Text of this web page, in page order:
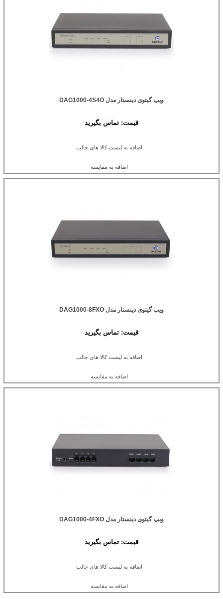
ویپ گیتوی دینستار مدل DAG1000-4S4O
قیمت:تماس بگیرید
اضافه به لیست کالا های جالب
اضافه به مقایسه
ویپ گیتوی دینستار مدل DAG1000-8FXO
قیمت:تماس بگیرید
اضافه به لیست کالا های جالب
اضافه به مقایسه
ویپ گیتوی دینستار مدل DAG1000-4FXO
قیمت:تماس بگیرید
اضافه به لیست کالا های جالب
اضافه به مقایسه